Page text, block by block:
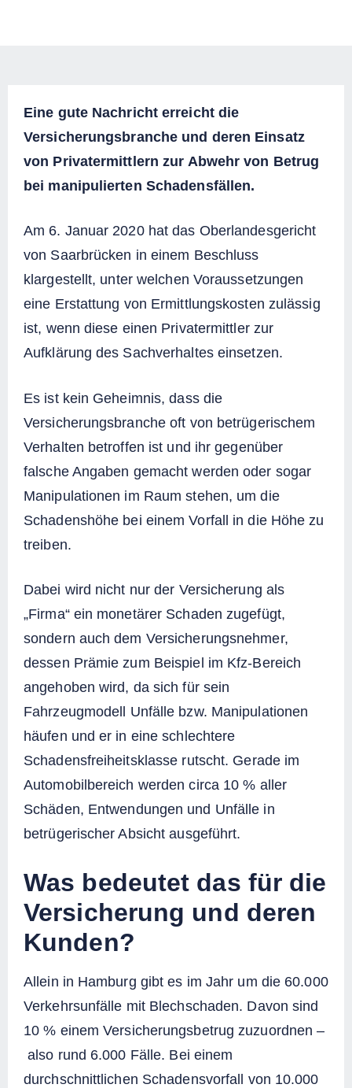
Eine gute Nachricht erreicht die
Versicherungsbranche und deren Einsatz
von Privatermittlern zur Abwehr von Betrug
bei manipulierten Schadensfällen.
Am 6. Januar 2020 hat das Oberlandesgericht
von Saarbrücken in einem Beschluss
klargestellt, unter welchen Voraussetzungen
eine Erstattung von Ermittlungskosten zulässig
ist, wenn diese einen Privatermittler zur
Aufklärung des Sachverhaltes einsetzen.
Es ist kein Geheimnis, dass die
Versicherungsbranche oft von betrügerischem
Verhalten betroffen ist und ihr gegenüber
falsche Angaben gemacht werden oder sogar
Manipulationen im Raum stehen, um die
Schadenshöhe bei einem Vorfall in die Höhe zu
treiben.
Dabei wird nicht nur der Versicherung als
„Firma“ ein monetärer Schaden zugefügt,
sondern auch dem Versicherungsnehmer,
dessen Prämie zum Beispiel im Kfz-Bereich
angehoben wird, da sich für sein
Fahrzeugmodell Unfälle bzw. Manipulationen
häufen und er in eine schlechtere
Schadensfreiheitsklasse rutscht. Gerade im
Automobilbereich werden circa 10 % aller
Schäden, Entwendungen und Unfälle in
betrügerischer Absicht ausgeführt.
Was bedeutet das für die
Versicherung und deren
Kunden?
Allein in Hamburg gibt es im Jahr um die 60.000
Verkehrsunfälle mit Blechschaden. Davon sind
10 % einem Versicherungsbetrug zuzuordnen –
also rund 6.000 Fälle. Bei einem
durchschnittlichen Schadensvorfall von 10.000